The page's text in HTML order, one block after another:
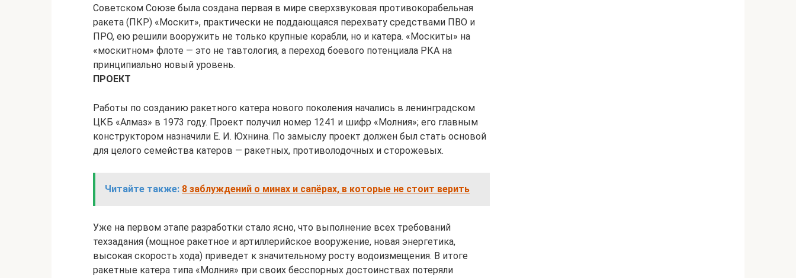
Советском Союзе была создана первая в мире сверхзвуковая противокорабельная
ракета (ПКР) «Москит», практически не поддающаяся перехвату средствами ПВО и
ПРО, ею решили вооружить не только крупные корабли, но и катера. «Москиты» на
«москитном» флоте — это не тавтология, а переход боевого потенциала РКА на
принципиально новый уровень.
ПРОЕКТ
Работы по созданию ракетного катера нового поколения начались в ленинградском
ЦКБ «Алмаз» в 1973 году. Проект получил номер 1241 и шифр «Молния»; его главным
конструктором назначили Е. И. Юхнина. По замыслу проект должен был стать основой
для целого семейства катеров — ракетных, противолодочных и сторожевых.
Читайте также: 8 заблуждений о минах и сапёрах, в которые не стоит верить
Уже на первом этапе разработки стало ясно, что выполнение всех требований
техзадания (мощное ракетное и артиллерийское вооружение, новая энергетика,
высокая скорость хода) приведет к значительному росту водоизмещения. В итоге
ракетные катера типа «Молния» при своих бесспорных достоинствах потеряли